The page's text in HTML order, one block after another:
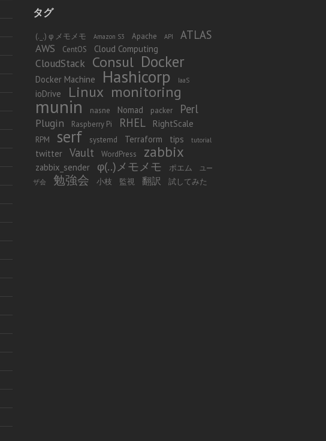
タグ
(._.) φ メモメモ Amazon S3 Apache API ATLAS
AWS CentOS Cloud Computing
CloudStack Consul Docker
Docker Machine Hashicorp IaaS
ioDrive Linux monitoring
munin nasne Nomad packer Perl
Plugin Raspberry Pi RHEL RightScale
RPM serf systemd Terraform tips tutorial
twitter Vault WordPress zabbix
zabbix_sender φ(..)メモメモ ポエム
ユー
ザ会
勉強会 小枝 監視 翻訳 試してみた